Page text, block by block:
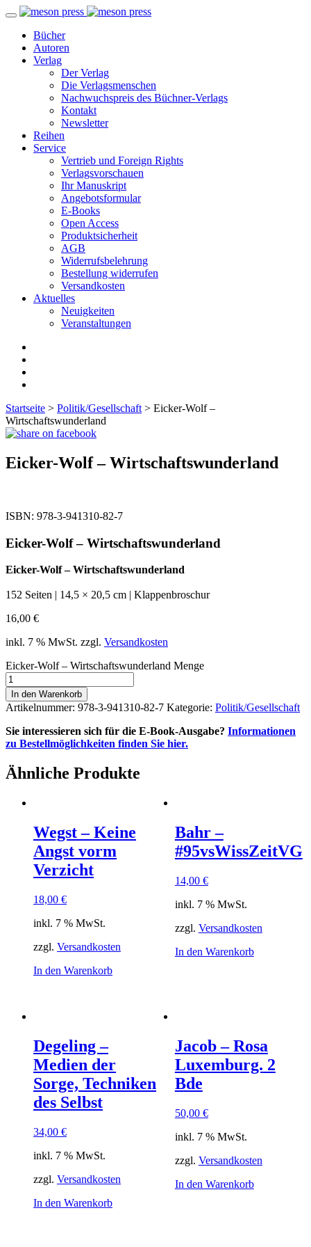
Bücher
Autoren
Verlag
Der Verlag
Die Verlagsmenschen
Nachwuchspreis des Büchner-Verlags
Kontakt
Newsletter
Reihen
Service
Vertrieb und Foreign Rights
Verlagsvorschauen
Ihr Manuskript
Angebotsformular
E-Books
Open Access
Produktsicherheit
AGB
Widerrufsbelehrung
Bestellung widerrufen
Versandkosten
Aktuelles
Neuigkeiten
Veranstaltungen
Startseite > Politik/Gesellschaft > Eicker-Wolf –
Wirtschaftswunderland
Eicker-Wolf – Wirtschaftswunderland
ISBN: 978-3-941310-82-7
Eicker-Wolf – Wirtschaftswunderland
Eicker-Wolf – Wirtschaftswunderland
152 Seiten | 14,5 × 20,5 cm | Klappenbroschur
16,00 €
inkl. 7 % MwSt. zzgl. Versandkosten
Eicker-Wolf – Wirtschaftswunderland Menge
In den Warenkorb
Artikelnummer: 978-3-941310-82-7 Kategorie: Politik/Gesellschaft
Sie interessieren sich für die E-Book-Ausgabe? Informationen
zu Bestellmöglichkeiten finden Sie hier.
Ähnliche Produkte
Wegst – Keine
Angst vorm
Verzicht
18,00 €
inkl. 7 % MwSt.
zzgl. Versandkosten
In den Warenkorb
Bahr –
#95vsWissZeitVG
14,00 €
inkl. 7 % MwSt.
zzgl. Versandkosten
In den Warenkorb
Degeling –
Medien der
Sorge, Techniken
des Selbst
34,00 €
inkl. 7 % MwSt.
zzgl. Versandkosten
In den Warenkorb
Jacob – Rosa
Luxemburg. 2
Bde
50,00 €
inkl. 7 % MwSt.
zzgl. Versandkosten
In den Warenkorb